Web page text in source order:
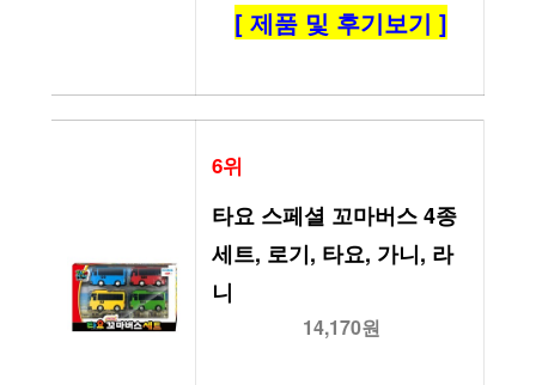
[ 제품 및 후기보기 ]
6위
타요 스페셜 꼬마버스 4종
세트, 로기, 타요, 가니, 라
니
14,170원